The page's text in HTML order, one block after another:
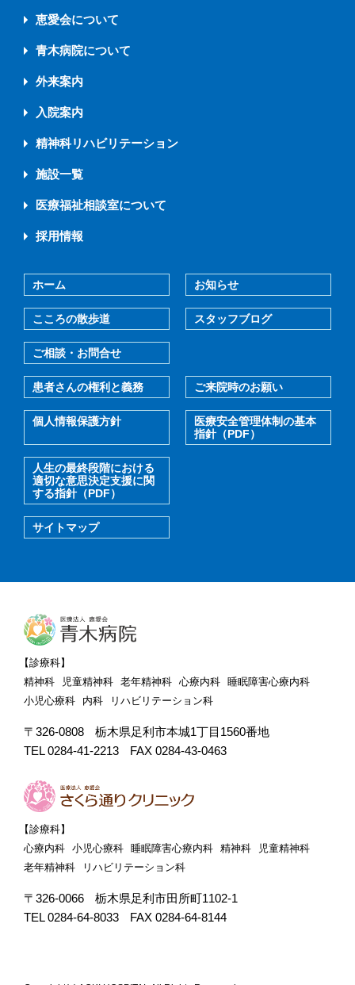
恵愛会について
青木病院について
外来案内
入院案内
精神科リハビリテーション
施設一覧
医療福祉相談室について
採用情報
ホーム お知らせ
こころの散歩道 スタッフブログ
ご相談・お問合せ
患者さんの権利と義務 ご来院時のお願い
個人情報保護方針
医療安全管理体制の基本
指針（PDF）
人生の最終段階における
適切な意思決定支援に関
する指針（PDF）
サイトマップ
【診療科】
精神科
児童精神科 老年精神科 心療内科
睡眠障害心療内科
小児心療科
内科 リハビリテーション科
〒326-0808
栃木県足利市本城1丁目1560番地
TEL 0284-41-2213
FAX 0284-43-0463
【診療科】
心療内科 小児心療科 睡眠障害心療内科 精神科
児童精神科
老年精神科
リハビリテーション科
〒326-0066
栃木県足利市田所町1102-1
TEL 0284-64-8033
FAX 0284-64-8144